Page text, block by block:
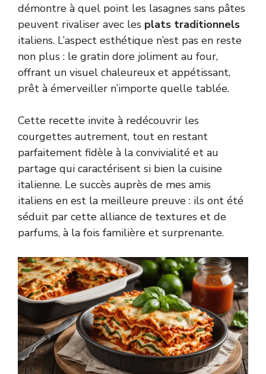
démontre à quel point les lasagnes sans pâtes
peuvent rivaliser avec les plats traditionnels
italiens. L’aspect esthétique n’est pas en reste
non plus : le gratin dore joliment au four,
offrant un visuel chaleureux et appétissant,
prêt à émerveiller n’importe quelle tablée.
Cette recette invite à redécouvrir les
courgettes autrement, tout en restant
parfaitement fidèle à la convivialité et au
partage qui caractérisent si bien la cuisine
italienne. Le succès auprès de mes amis
italiens en est la meilleure preuve : ils ont été
séduit par cette alliance de textures et de
parfums, à la fois familière et surprenante.